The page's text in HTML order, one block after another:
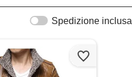
Spedizione inclusa